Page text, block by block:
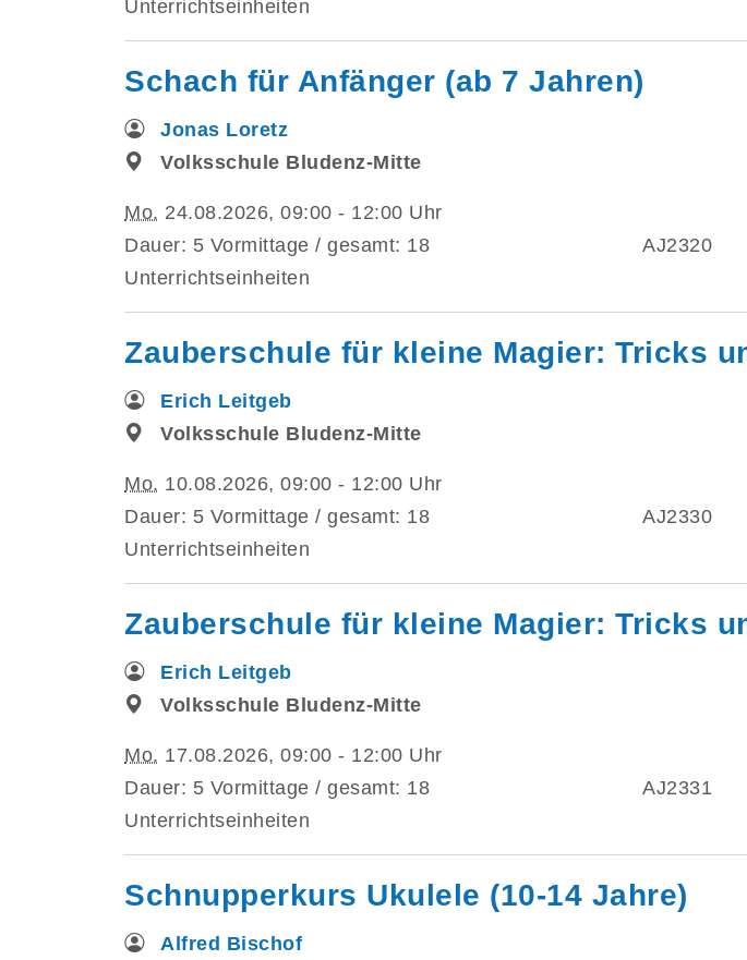
Unterrichtseinheiten
Schach für Anfänger (ab 7 Jahren)
Jonas Loretz
Volksschule Bludenz-Mitte
Mo. 24.08.2026, 09:00 - 12:00 Uhr
Dauer: 5 Vormittage / gesamt: 18
Unterrichtseinheiten
AJ2320
Zauberschule für kleine Magier: Tricks
Erich Leitgeb
Volksschule Bludenz-Mitte
Mo. 10.08.2026, 09:00 - 12:00 Uhr
Dauer: 5 Vormittage / gesamt: 18
Unterrichtseinheiten
AJ2330
Zauberschule für kleine Magier: Tricks
Erich Leitgeb
Volksschule Bludenz-Mitte
Mo. 17.08.2026, 09:00 - 12:00 Uhr
Dauer: 5 Vormittage / gesamt: 18
Unterrichtseinheiten
AJ2331
Schnupperkurs Ukulele (10-14 Jahre)
Alfred Bischof